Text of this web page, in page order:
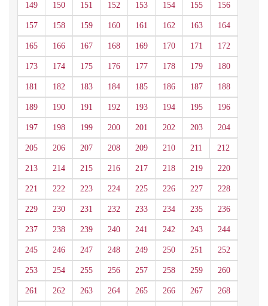
149 150 151 152 153 154 155 156
157 158 159 160 161 162 163 164
165 166 167 168 169 170 171 172
173 174 175 176 177 178 179 180
181 182 183 184 185 186 187 188
189 190 191 192 193 194 195 196
197 198 199 200 201 202 203 204
205 206 207 208 209 210 211 212
213 214 215 216 217 218 219 220
221 222 223 224 225 226 227 228
229 230 231 232 233 234 235 236
237 238 239 240 241 242 243 244
245 246 247 248 249 250 251 252
253 254 255 256 257 258 259 260
261 262 263 264 265 266 267 268